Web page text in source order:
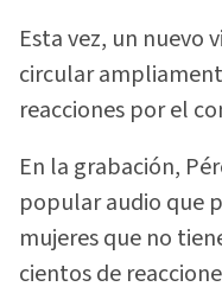
Esta vez, un nuevo
circular
reacciones por el
En la grabación,
popular audio que
mujeres que no
cientos de